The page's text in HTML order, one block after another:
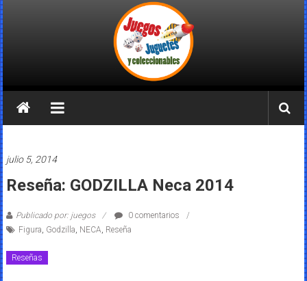
Saltar
al
contenido
Juegos
Juguetes
y
Coleccionables
y
entretenimiento
para
julio 5, 2014
Reseña: GODZILLA Neca 2014
Publicado por: juegos
0 comentarios
Figura, Godzilla, NECA, Reseña
Reseñas